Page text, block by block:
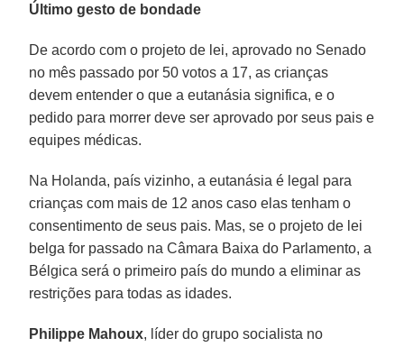
Último gesto de bondade
De acordo com o projeto de lei, aprovado no Senado
no mês passado por 50 votos a 17, as crianças
devem entender o que a eutanásia significa, e o
pedido para morrer deve ser aprovado por seus pais e
equipes médicas.
Na Holanda, país vizinho, a eutanásia é legal para
crianças com mais de 12 anos caso elas tenham o
consentimento de seus pais. Mas, se o projeto de lei
belga for passado na Câmara Baixa do Parlamento, a
Bélgica será o primeiro país do mundo a eliminar as
restrições para todas as idades.
Philippe Mahoux, líder do grupo socialista no